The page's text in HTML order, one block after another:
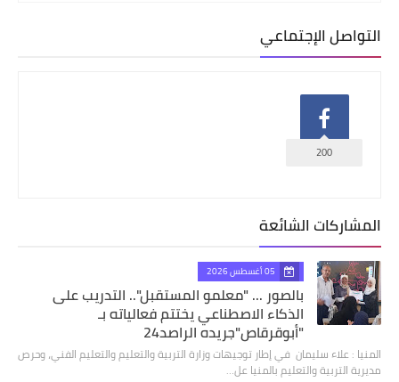
التواصل الإجتماعي
200
المشاركات الشائعة
05 أغسطس 2026
بالصور ... "معلمو المستقبل".. التدريب على
الذكاء الاصطناعي يختتم فعالياته بـ
"أبوقرقاص"جريده الراصد24
المنيا : علاء سليمان في إطار توجيهات وزارة التربية والتعليم والتعليم الفني، وحرص
مديرية التربية والتعليم بالمنيا عل…